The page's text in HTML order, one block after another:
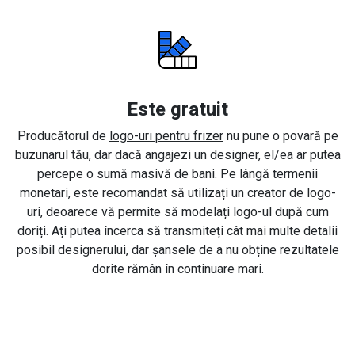
Este gratuit
Producătorul de logo-uri pentru frizernu pune o povară pe
buzunarul tău, dar dacă angajezi un designer, el/ea ar putea
percepe o sumă masivă de bani. Pe lângă termenii
monetari, este recomandat să utilizați un creator de logo-
uri, deoarece vă permite să modelați logo-ul după cum
doriți. Ați putea încerca să transmiteți cât mai multe detalii
posibil designerului, dar șansele de a nu obține rezultatele
dorite rămân în continuare mari.